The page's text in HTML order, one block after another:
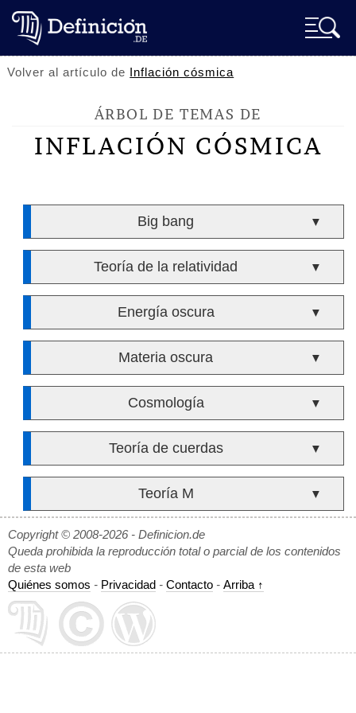
Volver al artículo de Inflación cósmica
ÁRBOL DE TEMAS DE
INFLACIÓN CÓSMICA
Big bang ▼
Teoría de la relatividad ▼
Energía oscura ▼
Materia oscura ▼
Cosmología ▼
Teoría de cuerdas ▼
Teoría M ▼
Copyright © 2008-2026 - Definicion.de
Queda prohibida la reproducción total o parcial de los contenidos
de esta web
Quiénes somos - Privacidad - Contacto - Arriba ↑